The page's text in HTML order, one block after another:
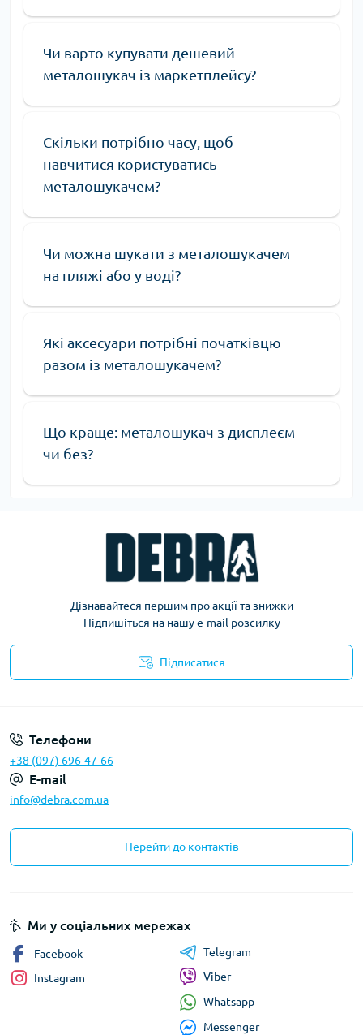
Чи варто купувати дешевий
металошукач із маркетплейсу?
Скільки потрібно часу, щоб
навчитися користуватись
металошукачем?
Чи можна шукати з металошукачем
на пляжі або у воді?
Які аксесуари потрібні початківцю
разом із металошукачем?
Що краще: металошукач з дисплеєм
чи без?
Дізнавайтеся першим про акції та знижки
Підпишіться на нашу e-mail розсилку
Підписатися
Телефони
+38 (097) 696-47-66
E-mail
info@debra.com.ua
Перейти до контактів
Ми у соціальних мережах
Facebook
Instagram
Telegram
Viber
Whatsapp
Messenger